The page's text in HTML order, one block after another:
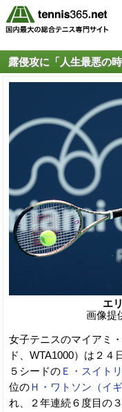
露侵攻に「人生最悪の時
エ
画像提
女子テニスのマイアミ
ド、WTA1000）は２４
５シードの Ｅ・スイト
位のＨ・ワトソン（イギ
れ、２年連続６度目の